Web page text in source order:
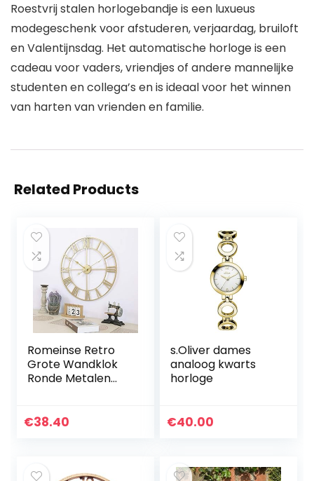
Roestvrij stalen horlogebandje is een luxueus
modegeschenk voor afstuderen, verjaardag, bruiloft
en Valentijnsdag. Het automatische horloge is een
cadeau voor vaders, vriendjes of andere mannelijke
studenten en collega’s en is ideaal voor het winnen
van harten van vrienden en familie.
Related Products
Romeinse Retro
Grote Wandklok
Ronde Metalen
CM, 50 CM, 60 CM
€38.40
s.Oliver dames
analoog kwarts
horloge
€40.00